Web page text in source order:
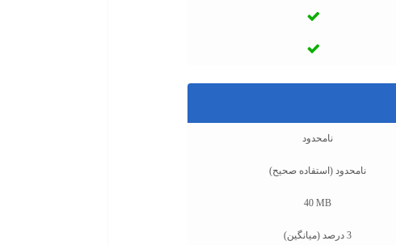
نامحدود
نامحدود (استفاده صحیح)
40 MB
3 درصد (میانگین)